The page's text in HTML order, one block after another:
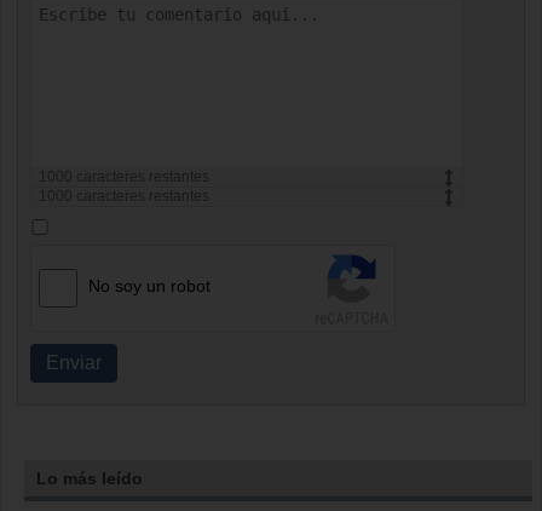
caracteres restantes
caracteres restantes
No soy un robot
Enviar
Lo más leído